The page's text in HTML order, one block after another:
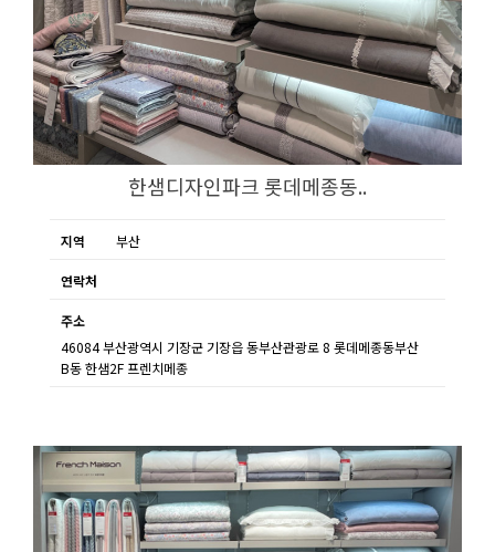
한샘디자인파크 롯데메종동..
지역 부산
연락처
주소
46084 부산광역시 기장군 기장읍 동부산관광로 8 롯데메종동부산
B동 한샘2F 프렌치메종